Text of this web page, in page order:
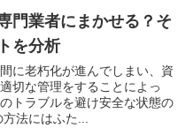
門業者にまかせる？そ
を分析
に老朽化が進んでしまい、資
切な管理をすることによっ
トラブルを避け安全な状態の
があります。 管理の方法にはふた...